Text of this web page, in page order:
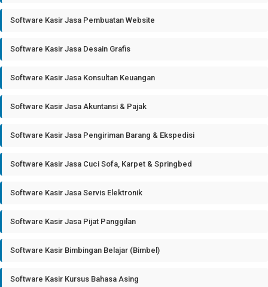
Software Kasir Jasa Pembuatan Website
Software Kasir Jasa Desain Grafis
Software Kasir Jasa Konsultan Keuangan
Software Kasir Jasa Akuntansi & Pajak
Software Kasir Jasa Pengiriman Barang & Ekspedisi
Software Kasir Jasa Cuci Sofa, Karpet & Springbed
Software Kasir Jasa Servis Elektronik
Software Kasir Jasa Pijat Panggilan
Software Kasir Bimbingan Belajar (Bimbel)
Software Kasir Kursus Bahasa Asing